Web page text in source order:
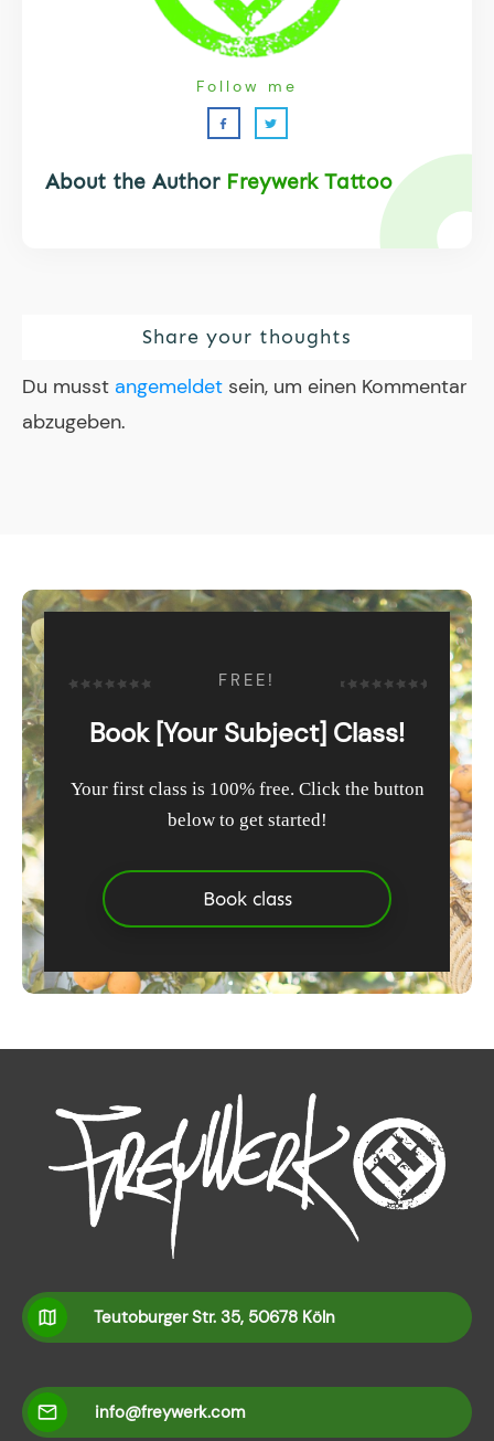
About the Author Freywerk Tattoo
Follow me
Share your thoughts
Du musst angemeldet sein, um einen Kommentar
abzugeben.
FREE!
Book [Your Subject] Class!
Your first class is 100% free. Click the button
below to get started!
Book class
Teutoburger Str. 35, 50678 Köln
info@freywerk.com